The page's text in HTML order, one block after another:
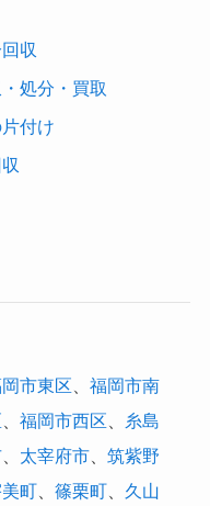
収
処分・買取
付け
市東区
福岡市南
福岡市西区
糸島
、 太宰府市、 筑紫野
町、 篠栗町、 久山